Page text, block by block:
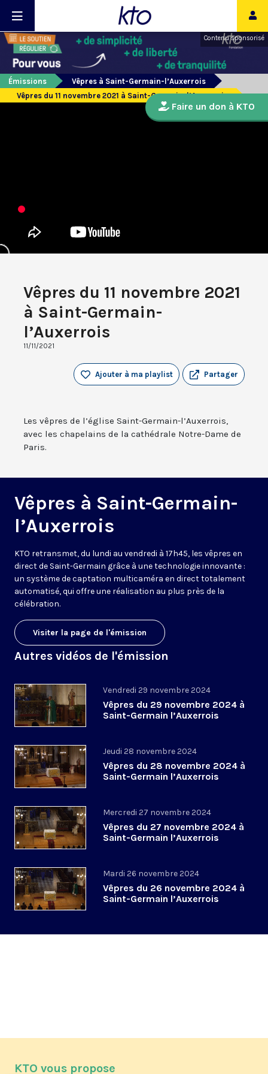
Contenu sponsorisé
Émissions
Vêpres à Saint-Germain-l’Auxerrois
Vêpres du 11 novembre 2021 à Saint-Germain-l’Auxerrois
Vêpres du 11 novembre 2021
à Saint-Germain-
l’Auxerrois
11/11/2021
Partager
Ajouter à ma playlist
Les vêpres de l’église Saint-Germain-l’Auxerrois,
avec les chapelains de la cathédrale Notre-Dame de
Paris.
Vêpres à Saint-Germain-
l’Auxerrois
KTO retransmet, du lundi au vendredi à 17h45, les vêpres en
direct de Saint-Germain grâce à une technologie innovante :
un système de captation multicaméra en direct totalement
automatisé, qui offre une réalisation au plus près de la
célébration.
Visiter la page de l'émission
Autres vidéos de l'émission
Vendredi 29 novembre 2024
Vêpres du 29 novembre 2024 à
Saint-Germain l’Auxerrois
Jeudi 28 novembre 2024
Vêpres du 28 novembre 2024 à
Saint-Germain l’Auxerrois
Mercredi 27 novembre 2024
Vêpres du 27 novembre 2024 à
Saint-Germain l’Auxerrois
Mardi 26 novembre 2024
Vêpres du 26 novembre 2024 à
Saint-Germain l’Auxerrois
Faire un don à KTO
KTO vous propose